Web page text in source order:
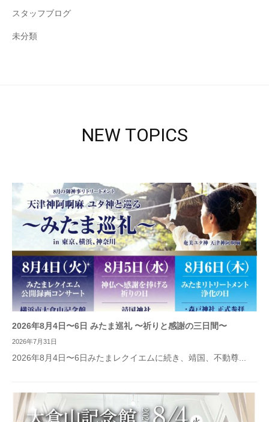
スタッフブログ
未分類
NEW TOPICS
2026年8月4日〜6日 みたま巡礼 〜祈りと感謝の三日間〜
2026年7月31日
2026年8月4日〜6日みたまレクイエムに続き、靖国、不動尊...